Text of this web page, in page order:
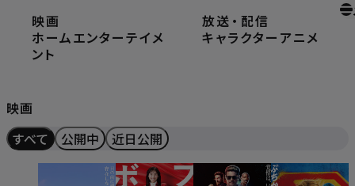
映画
ホームエンターテイメ
ント
放送 ・ 配信
キャラクター アニメ
映画
すべて
公開中 近日公開